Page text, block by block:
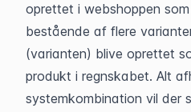
oprettet i webshoppen
bestående af flere
(varianten) blive oprettet
produkt i regnskabet. Alt
systemkombination vil der